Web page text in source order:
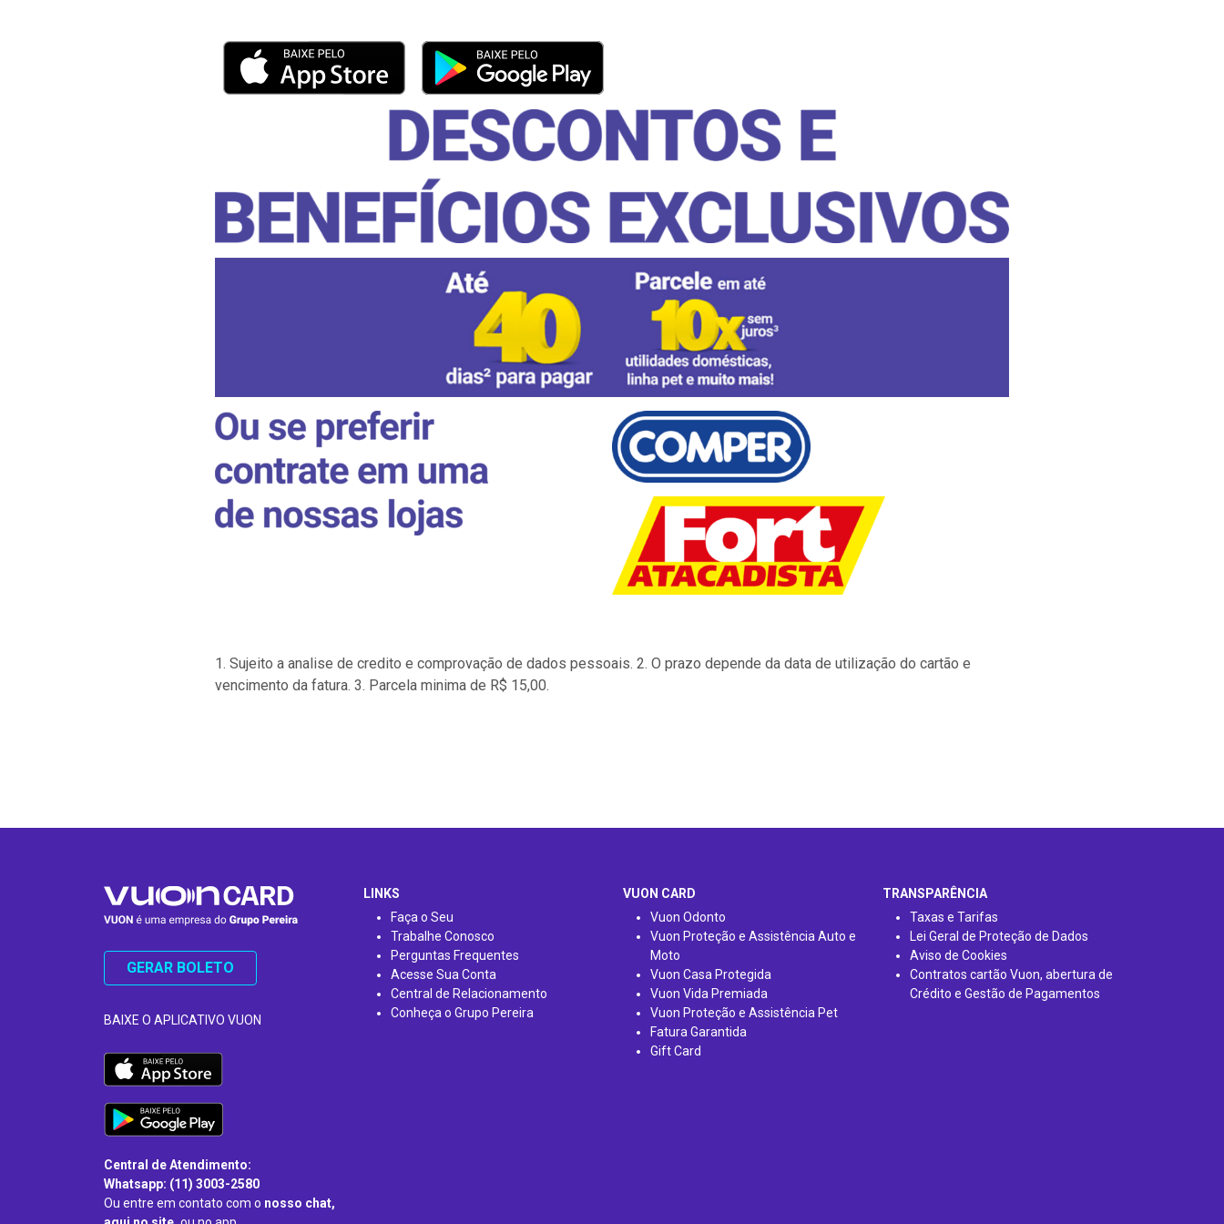
1. Sujeito a analise de credito e comprovação de dados pessoais. 2. O prazo depende da data de utilização do cartão e
vencimento da fatura. 3. Parcela minima de R$ 15,00.
GERAR BOLETO
BAIXE O APLICATIVO VUON
Central de Atendimento:
Whatsapp: (11) 3003-2580
Ou entre em contato com o nosso chat,
LINKS
Faça o Seu
Trabalhe Conosco
Perguntas Frequentes
Acesse Sua Conta
Central de Relacionamento
Conheça o Grupo Pereira
VUON CARD
Vuon Odonto
Vuon Proteção e Assistência Auto e
Moto
Vuon Casa Protegida
Vuon Vida Premiada
Vuon Proteção e Assistência Pet
Fatura Garantida
Gift Card
TRANSPARÊNCIA
Taxas e Tarifas
Lei Geral de Proteção de Dados
Aviso de Cookies
Contratos cartão Vuon, abertura de
Crédito e Gestão de Pagamentos